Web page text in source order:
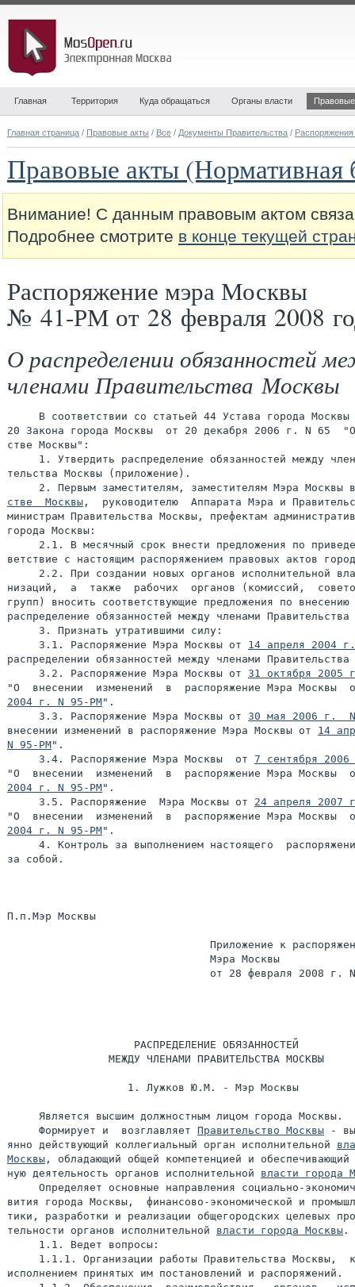
Главная Территория Куда обращаться Органы власти
Главная страница / Правовые акты / Все / Документы Правительства /
Правовые акты (Нормативная
Внимание! С данным правовым актом
Подробнее смотрите в конце текущей
Распоряжение мэра Москвы
№ 41-РМ от 28 февраля 2008
О распределении обязанностей
членами Правительства Москвы
В соответствии со статьей 44 Устава города Москвы
20 Закона города Москвы  от 20 декабря 2006 г. N 65
стве Москвы":
1. Утвердить распределение обязанностей между
тельства Москвы (приложение).
2. Первым заместителям, заместителям Мэра Москвы
стве  Москвы ,  руководителю  Аппарата Мэра и
министрам Правительства Москвы, префектам
города Москвы:
2.1. В месячный срок внести предложения по
ветствие с настоящим распоряжением правовых актов
2.2. При создании новых органов исполнительной
низаций,  а  также  рабочих  органов (комиссий,
групп) вносить соответствующие предложения по внесению
распределение обязанностей между членами
     3. Признать утратившими силу:
     3.1. Распоряжение Мэра Москвы от
14 апреля 2004
распределении обязанностей между членами
     3.2. Распоряжение Мэра Москвы от
31 октября 2005
"О  внесении  изменений  в  распоряжение Мэра Москвы
2004 г. N 95-РМ".
     3.3. Распоряжение Мэра Москвы от
30 мая 2006 г.
внесении изменений в распоряжение Мэра Москвы от 14
N 95-РМ".
     3.4. Распоряжение Мэра Москвы  от
7 сентября
"О  внесении  изменений  в  распоряжение Мэра Москвы
2004 г. N 95-РМ".
     3.5. Распоряжение  Мэра Москвы от
24 апреля 2007
"О  внесении  изменений  в  распоряжение Мэра Москвы
2004 г. N 95-РМ".
4. Контроль за выполнением настоящего
за собой.
П.п.Мэр Москвы
Приложение к
                                Мэра Москвы
от 28 февраля 2008 г.
                    РАСПРЕДЕЛЕНИЕ ОБЯЗАННОСТЕЙ
                МЕЖДУ ЧЛЕНАМИ ПРАВИТЕЛЬСТВА МОСКВЫ
                   1. Лужков Ю.М. - Мэр Москвы
     Является высшим должностным лицом города Москвы.
     Формирует и  возглавляет
Правительство Москвы -
янно действующий коллегиальный орган исполнительной
Москвы , обладающий общей компетенцией и обеспечивающий
ную деятельность органов исполнительной власти города
Определяет основные направления социально-
вития города Москвы,  финансово-экономической и
тики, разработки и реализации общегородских целевых
тельности органов исполнительной власти города Москвы .
     1.1. Ведет вопросы:
1.1.1. Организации работы Правительства Москвы,
исполнением принятых им постановлений и распоряжений.